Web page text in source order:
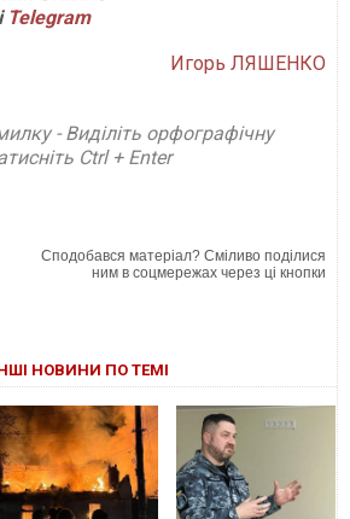
і Telegram
Игорь ЛЯШЕНКО
- Виділіть орфографічну
Ctrl + Enter
Сподобався матеріал? Сміливо поділися
ним в соцмережах через ці кнопки
НОВИНИ ПО ТЕМІ